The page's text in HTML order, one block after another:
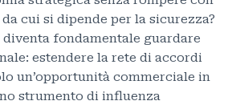
cui si dipende per la sicurezza?
fondamentale guardare
estendere la rete di accordi
un’opportunità commerciale in
strumento di influenza